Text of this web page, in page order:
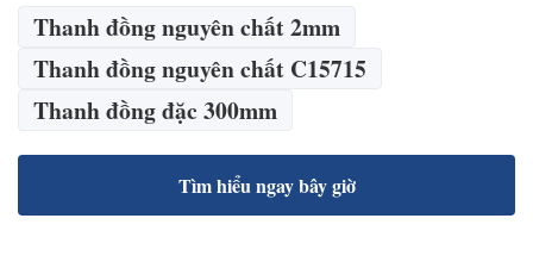
Thanh đồng nguyên chất 2mm
Thanh đồng nguyên chất C15715
Thanh đồng đặc 300mm
Tìm hiểu ngay bây giờ